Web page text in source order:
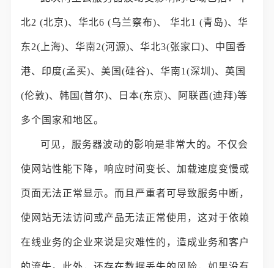
北2 (北京)、华北6 (乌兰察布)、 华北1 (青岛)、华
东2(上海)、华南2(河源)、华北3(张家口)、中国香
港、印度(孟买)、美国(硅谷)、华南1(深圳)、英国
(伦敦)、韩国(首尔)、日本(东京)、阿联酉(迪拜)等
多个国家和地区。
可见，服务器波动的影响是非常大的。不仅会
使网站性能下降，响应时间变长、加载速度变慢或
页面无法正常显示。而且严重者可导致服务中断，
使网站无法访问或产品无法正常使用，这对于依赖
在线业务的企业来说是灾难性的，造成业务和客户